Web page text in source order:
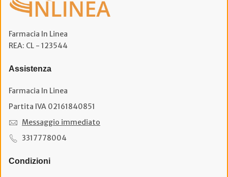
Farmacia In Linea
REA: CL - 123544
Assistenza
Farmacia In Linea
Partita IVA 02161840851
Messaggio immediato
3317778004
Condizioni